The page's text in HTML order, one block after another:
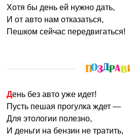
Хотя бы день ей нужно дать,
И от авто нам отказаться,
Пешком сейчас передвигаться!
День без авто уже идет!
Пусть пешая прогулка ждет —
Для этологии полезно,
И деньги на бензин не тратить,